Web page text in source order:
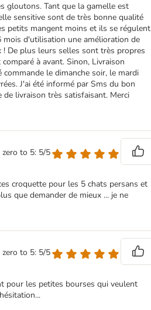
gloutons. Tant que la gamelle est
sensitive sont de très bonne qualité
petits mangent moins et ils se régulent
mois d'utilisation une amélioration de
De plus leurs selles sont très propres
à avant. Sinon, Livraison
commande le dimanche soir, le mardi
J'ai été informé par Sms du bon
de livraison très satisfaisant. Merci
to 5: 5/5
croquette pour les 5 chats persans et
que demander de mieux ... je ne
to 5: 5/5
pour les petites bourses qui veulent